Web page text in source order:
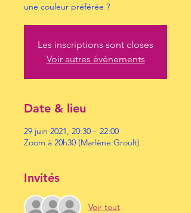
une couleur préférée ?
Les inscriptions sont closes
Voir autres événements
Date & lieu
29 juin 2021, 20:30 – 22:00
Zoom à 20h30 (Marlène Groult)
Invités
Voir tout